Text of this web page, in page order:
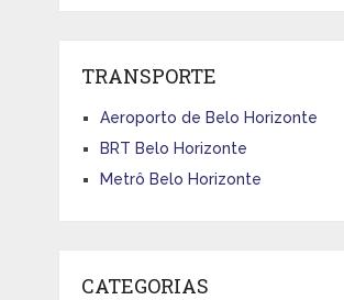
TRANSPORTE
Aeroporto de Belo Horizonte
BRT Belo Horizonte
Metrô Belo Horizonte
CATEGORIAS